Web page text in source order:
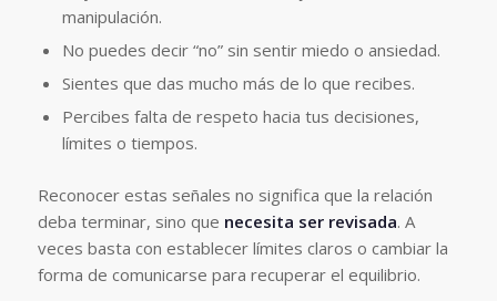
manipulación.
No puedes decir “no” sin sentir miedo o ansiedad.
Sientes que das mucho más de lo que recibes.
Percibes falta de respeto hacia tus decisiones,
límites o tiempos.
Reconocer estas señales no significa que la relación
deba terminar, sino que necesita ser revisada. A
veces basta con establecer límites claros o cambiar la
forma de comunicarse para recuperar el equilibrio.